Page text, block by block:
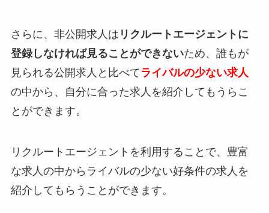
さらに、非公開求人は リクルートエージェントに
登録しなければ見ることができないため、誰もが
見られる公開求人と比べて ライバルの少ない求人
の中から、自分に合った求人を紹介してもうらこ
とができます。
リクルートエージェントを利用することで、豊富
な求人の中からライバルの少ない好条件の求人を
紹介してもらうことができます。